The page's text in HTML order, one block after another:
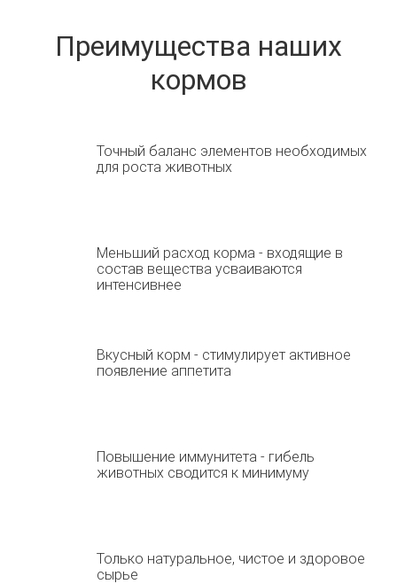
Преимущества наших
кормов
Точный баланс элементов необходимых
для роста животных
Меньший расход корма - входящие в
состав вещества усваиваются
интенсивнее
Вкусный корм - стимулирует активное
появление аппетита
Повышение иммунитета - гибель
животных сводится к минимуму
Только натуральное, чистое и здоровое
сырье